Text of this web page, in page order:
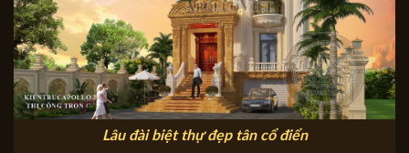
Lâu đài biệt thự đẹp tân cổ điển